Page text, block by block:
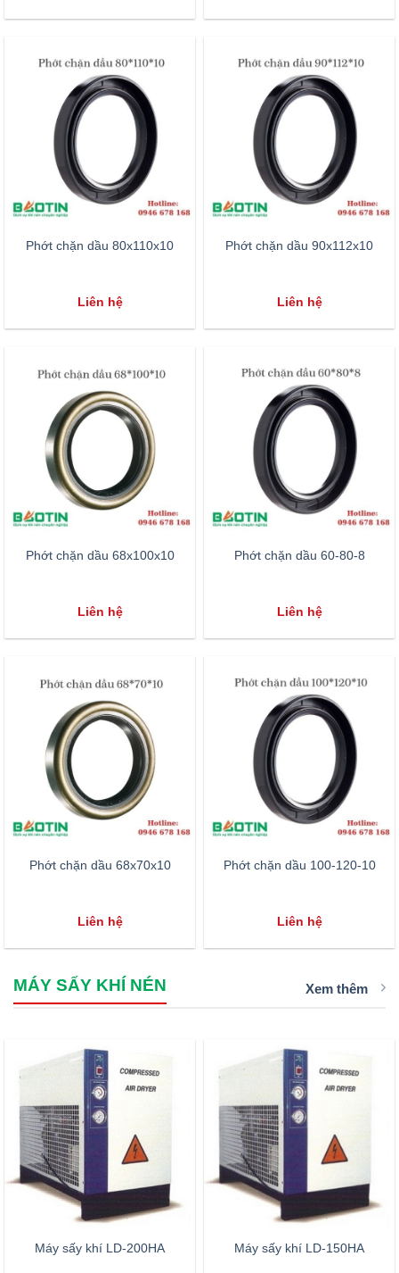
Phớt chặn dầu 80x110x10
Liên hệ
Phớt chặn dầu 90x112x10
Liên hệ
Phớt chặn dầu 68x100x10
Liên hệ
Phớt chặn dầu 60-80-8
Liên hệ
Phớt chặn dầu 68x70x10
Liên hệ
Phớt chặn dầu 100-120-10
Liên hệ
MÁY SẤY KHÍ NÉN Xem thêm
Máy sấy khí LD-200HA Máy sấy khí LD-150HA